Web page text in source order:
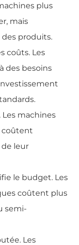
plus
mais
produits.
coûts. Les
des besoins
Les machines
coûtent
leur
le budget. Les
coûtent plus
semi-
Les